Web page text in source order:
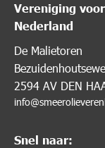
Vereniging
Nederland
De Malietoren
2594 AV DEN
Snel naar: